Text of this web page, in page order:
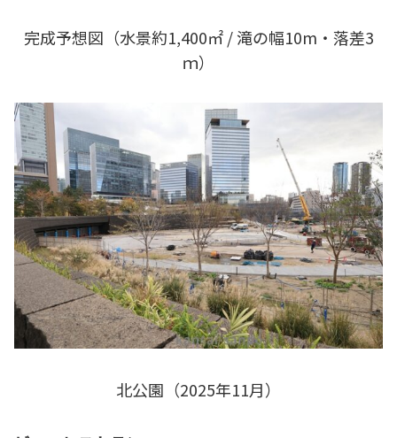
完成予想図（水景約1,400㎡ / 滝の幅10m・落差3
ｍ）
北公園（2025年11月）